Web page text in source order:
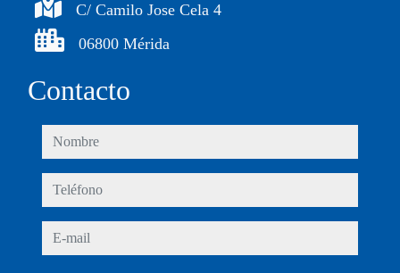
C/ Camilo Jose Cela 4
06800 Mérida
Contacto
nombre
teléfono
e-mail